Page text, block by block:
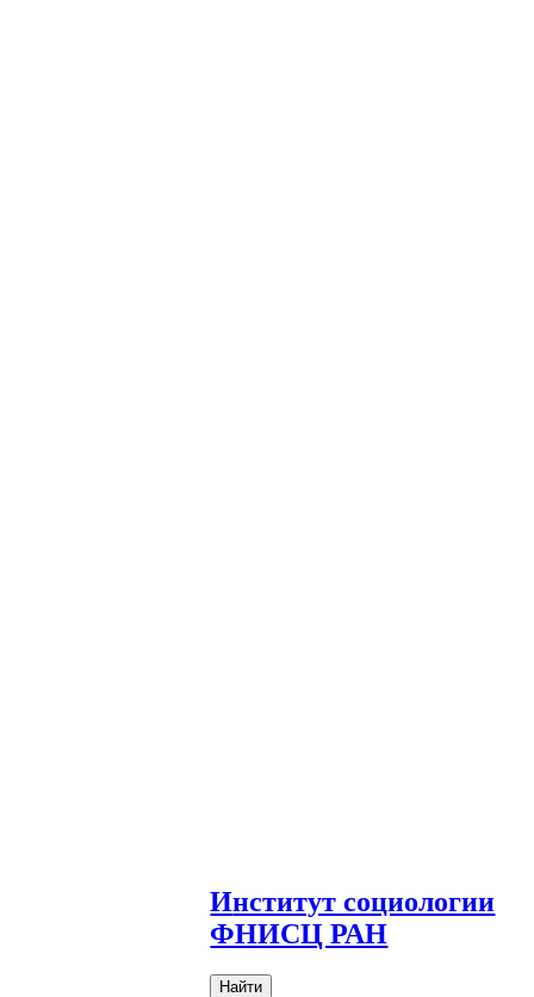
Институт социологии
ФНИСЦ РАН
Найти